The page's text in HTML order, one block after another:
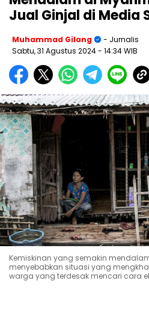
Jual Ginjal di Media
Muhammad Gilang
- Jurnalis
Sabtu, 31 Agustus 2024- 14:34 WIB
Kemiskinan yang semakin
menyebabkan situasi yang
warga yang terdesak mencari cara